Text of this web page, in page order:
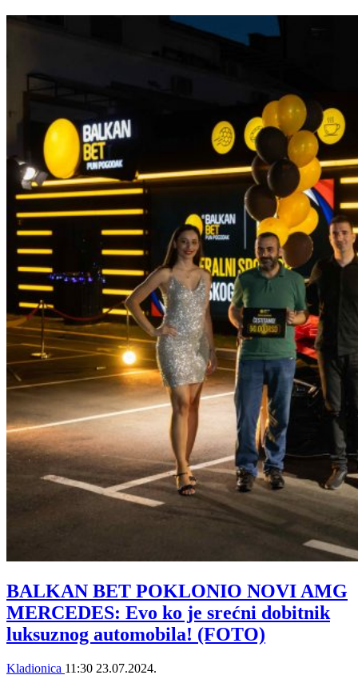
BALKAN BET POKLONIO NOVI AMG
MERCEDES: Evo ko je srećni dobitnik
luksuznog automobila! (FOTO)
Kladionica 11:30 23.07.2024.